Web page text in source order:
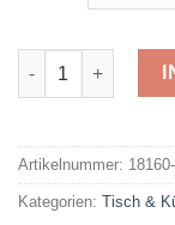
Raebel
Artikelnummer:
Kategorien: Tisch &